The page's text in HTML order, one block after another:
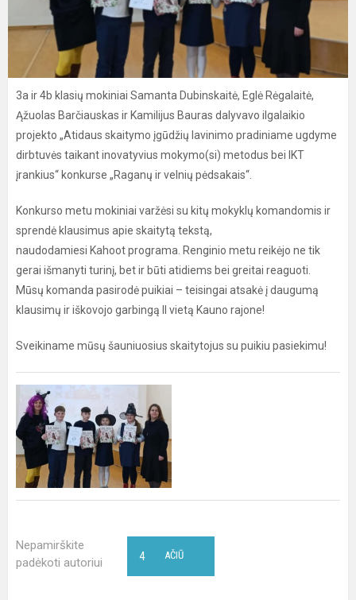
3a ir 4b klasių mokiniai Samanta Dubinskaitė, Eglė Rėgalaitė,
Ąžuolas Barčiauskas ir Kamilijus Bauras dalyvavo ilgalaikio
projekto „Atidaus skaitymo įgūdžių lavinimo pradiniame ugdyme
dirbtuvės taikant inovatyvius mokymo(si) metodus bei IKT
įrankius“ konkurse „Raganų ir velnių pėdsakais“.
Konkurso metu mokiniai varžėsi su kitų mokyklų komandomis ir
sprendė klausimus apie skaitytą tekstą,
naudodamiesi Kahoot programa. Renginio metu reikėjo ne tik
gerai išmanyti turinį, bet ir būti atidiems bei greitai reaguoti.
Mūsų komanda pasirodė puikiai – teisingai atsakė į daugumą
klausimų ir iškovojo garbingą II vietą Kauno rajone!
Sveikiname mūsų šauniuosius skaitytojus su puikiu pasiekimu!
Nepamirškite
padėkoti autoriui
AČIŪ
4